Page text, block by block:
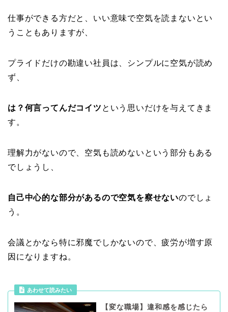
仕事ができる方だと、いい意味で空気を読まないとい
うこともありますが、
プライドだけの勘違い社員は、シンプルに空気が読め
ず、
は？何言ってんだコイツ という思いだけを与えてきま
す。
理解力がないので、空気も読めないという部分もある
でしょうし、
自己中心的な部分があるので空気を察せないのでしょ
う。
会議とかなら特に邪魔でしかないので、疲労が増す原
因になりますね。
あわせて読みたい
【変な職場】違和感を感じたら